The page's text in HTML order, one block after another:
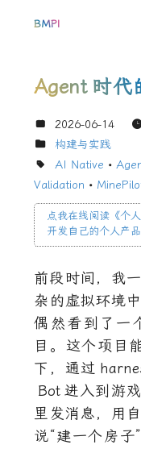
BMPI
Agent 时代
2026-06-14
构建与实践
AI Native •
Validation •
点我在线阅读《个
开发自己的个人产品
前段时间，我
杂的虚拟环境
偶然看到了一
目。这个项目
下，通过
Bot 进入到游
里发消息，用
说“建一个房子”